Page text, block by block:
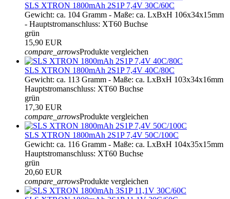
SLS XTRON 1800mAh 2S1P 7,4V 30C/60C
Gewicht: ca. 104 Gramm - Maße: ca. LxBxH 106x34x15mm
- Hauptstromanschluss: XT60 Buchse
grün
15,90 EUR
compare_arrowsProdukte vergleichen
SLS XTRON 1800mAh 2S1P 7,4V 40C/80C
Gewicht: ca. 113 Gramm - Maße: ca. LxBxH 103x34x16mm
Hauptstromanschluss: XT60 Buchse
grün
17,30 EUR
compare_arrowsProdukte vergleichen
SLS XTRON 1800mAh 2S1P 7,4V 50C/100C
Gewicht: ca. 116 Gramm - Maße: ca. LxBxH 104x35x15mm
Hauptstromanschluss: XT60 Buchse
grün
20,60 EUR
compare_arrowsProdukte vergleichen